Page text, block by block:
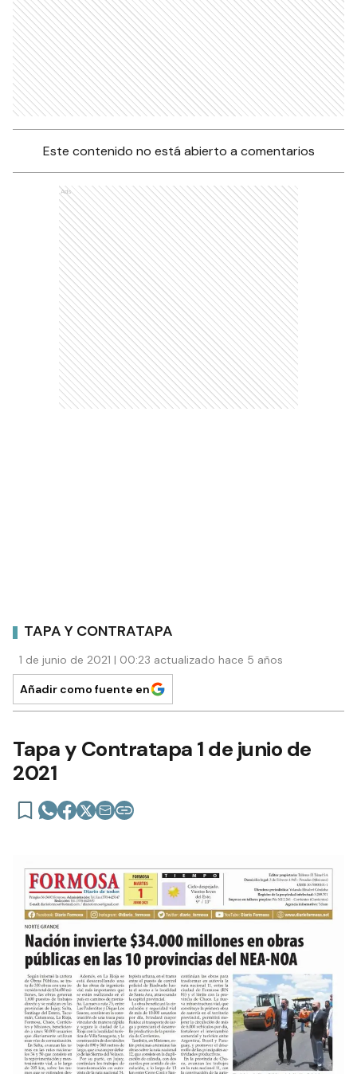
Este contenido no está abierto a comentarios
Ads
TAPA Y CONTRATAPA
1 de junio de 2021 | 00:23 actualizado hace 5 años
Añadir como fuente en
Tapa y Contratapa 1 de junio de
2021